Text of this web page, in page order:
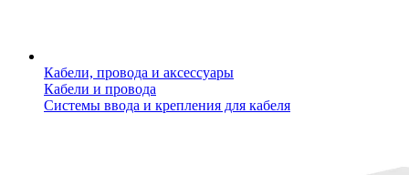
Кабели, провода и аксессуары
Кабели и провода
Системы ввода и крепления для кабеля